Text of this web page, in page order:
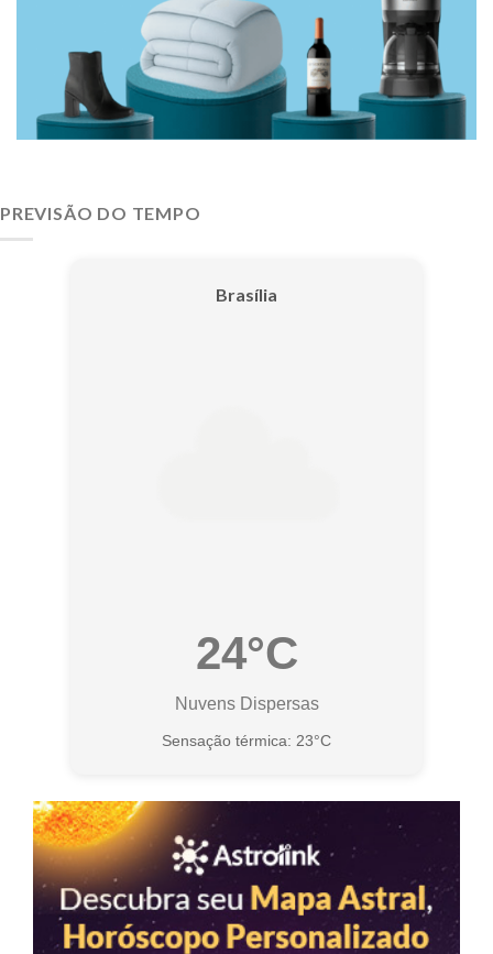
PREVISÃO DO TEMPO
Brasília
24°C
Nuvens Dispersas
Sensação térmica: 23°C